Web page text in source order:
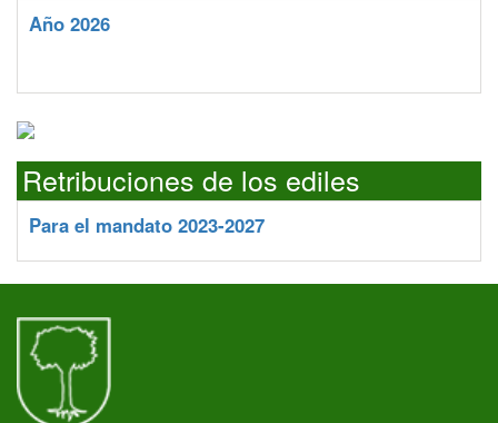
Año 2026
Retribuciones de los ediles
Para el mandato 2023-2027